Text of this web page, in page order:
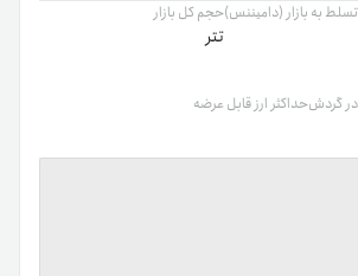
تسلط به بازار (دامیننس)حجم کل بازار
تتر
در گردشحداکثر ارز قابل عرضه